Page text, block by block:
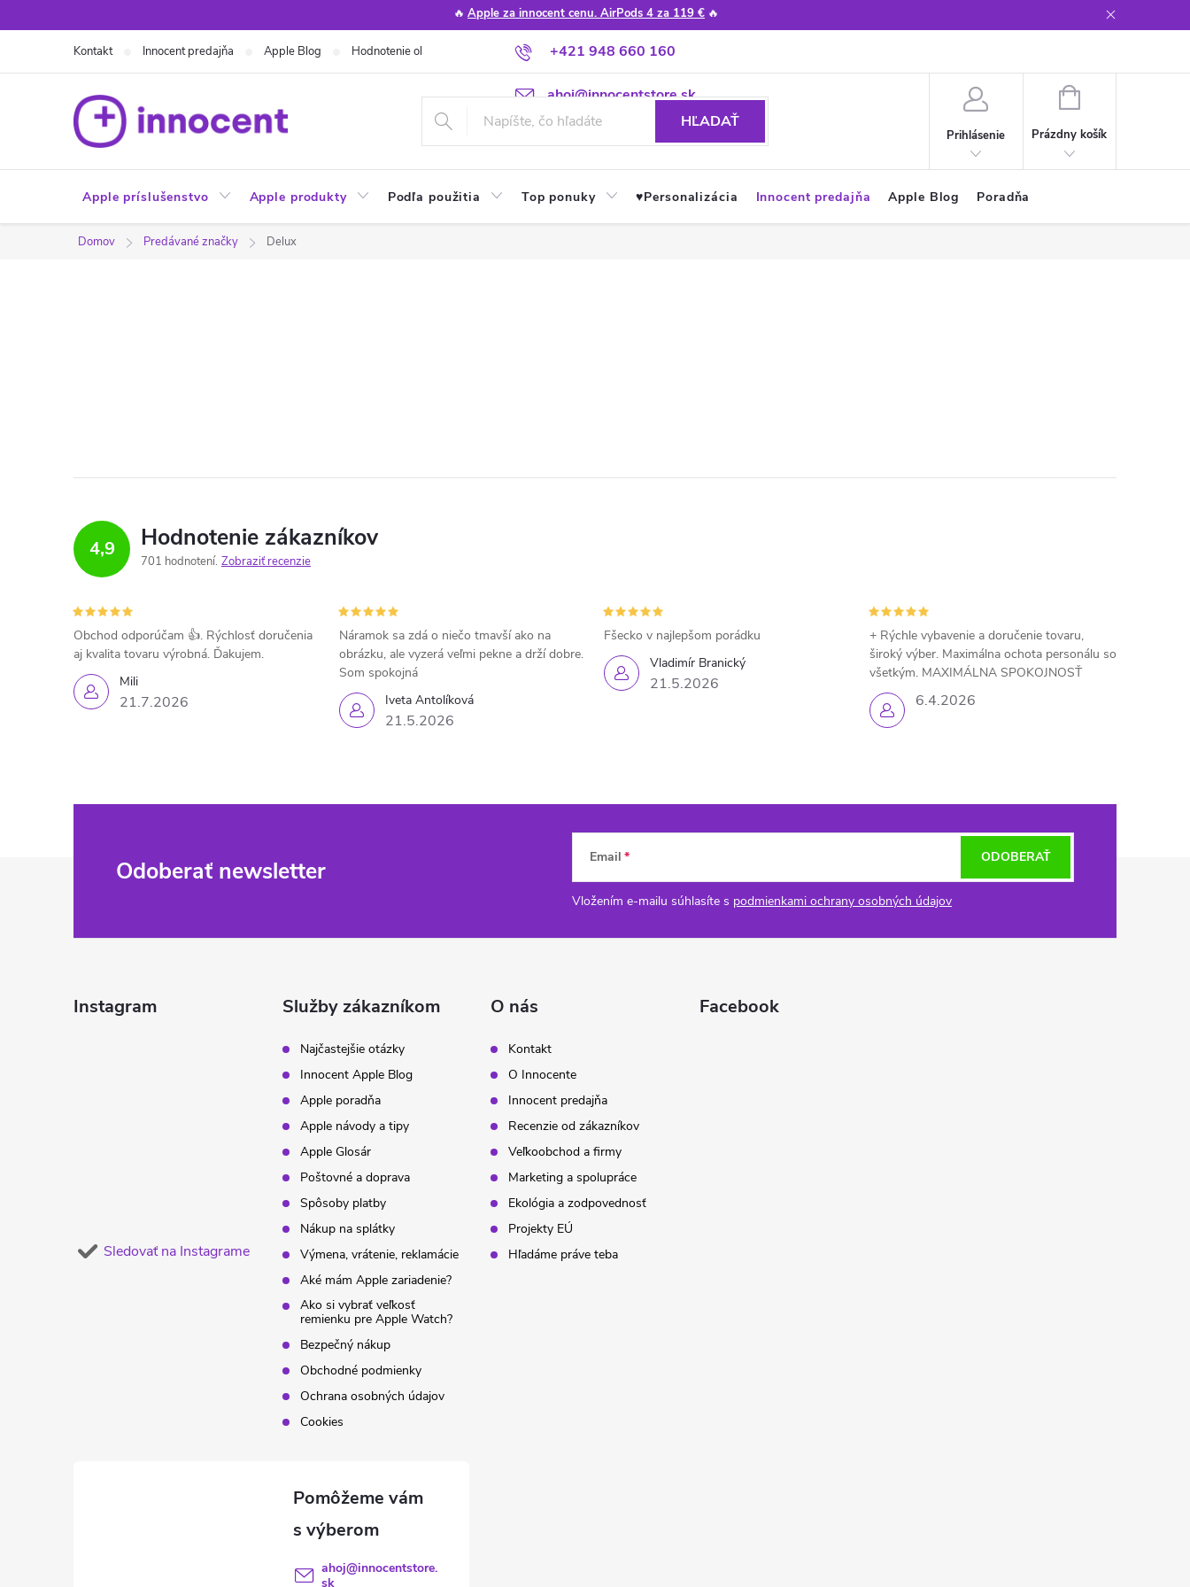
na
🔥 Apple za innocent cenu. AirPods 4 za 119 € 🔥
+421 948 660 160
ahoj@innocentstore.sk
Kontakt Innocent predajňa Apple Blog Hodnotenie obchodu Poradňa Apple návody a tipy
HĽADAŤ
Prihlásenie
NÁKUPNÝ
Prázdny košík
Apple príslušenstvo Apple produkty Podľa použitia Top ponuky ♥︎Personalizácia Innocent predajňa Apple Blog Poradňa
Domov Predávané značky Delux
4,9 Hodnotenie zákazníkov
701 hodnotení Zobraziť recenzie
Mili
21.7.2026
Obchod odporúčam 👍. Rýchlosť doručenia
aj kvalita tovaru výrobná. Ďakujem.
Iveta Antolíková
21.5.2026
Náramok sa zdá o niečo tmavší ako na
obrázku, ale vyzerá veľmi pekne a drží dobre.
Som spokojná
Vladimír Branický
21.5.2026
Fšecko v najlepšom porádku
6.4.2026
+ Rýchle vybavenie a doručenie tovaru,
široký výber. Maximálna ochota personálu so
všetkým. MAXIMÁLNA SPOKOJNOSŤ
Odoberať newsletter Email
Vložením e-mailu súhlasíte s podmienkami ochrany osobných údajov
ODOBERAŤ
Instagram
Sledovať na Instagrame
Služby zákazníkom
Najčastejšie otázky
Innocent Apple Blog
Apple poradňa
Apple návody a tipy
Apple Glosár
Poštovné a doprava
Spôsoby platby
Nákup na splátky
Výmena, vrátenie, reklamácie
Aké mám Apple zariadenie?
Ako si vybrať veľkosť
remienku pre Apple Watch?
Bezpečný nákup
Obchodné podmienky
Ochrana osobných údajov
Cookies
O nás
Kontakt
O Innocente
Innocent predajňa
Recenzie od zákazníkov
Veľkoobchod a firmy
Marketing a spolupráce
Ekológia a zodpovednosť
Projekty EÚ
Hľadáme práve teba
Facebook
ahoj@innocentstore.
sk